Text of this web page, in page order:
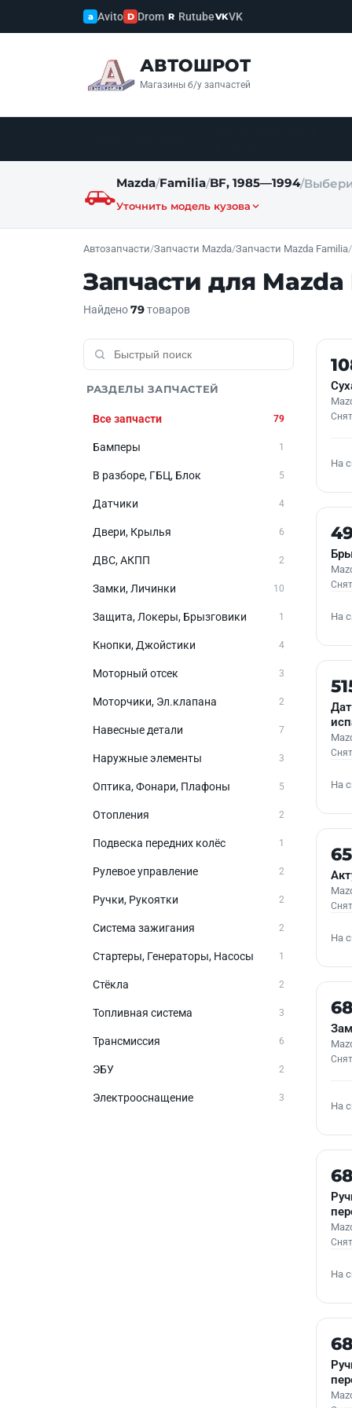
a Avito D Drom R RutubeVKVK
АВТОШРОТ
Магазины б/у запчастей
Mazda/Familia/BF, 1985—1994/
Уточнить модель кузова
Автозапчасти/Запчасти Mazda/Запчасти Mazda Familia/
Запчасти для
Найдено79товаров
РАЗДЕЛЫ ЗАПЧАСТЕЙ
Все запчасти 79
Бамперы 1
В разборе, ГБЦ, Блок 5
Датчики 4
Двери, Крылья 6
ДВС, АКПП 2
Замки, Личинки 10
Защита, Локеры, Брызговики 1
Кнопки, Джойстики 4
Моторный отсек 3
Моторчики, Эл.клапана 2
Навесные детали 7
Наружные элементы 3
Оптика, Фонари, Плафоны 5
Отопления 2
Подвеска передних колёс 1
Рулевое управление 2
Ручки, Рукоятки 2
Система зажигания 2
Стартеры, Генераторы, Насосы 1
Стёкла 2
Топливная система 3
Трансмиссия 6
ЭБУ 2
Электрооснащение 3
Б/У
На
Б/
На
Б/У
На
Б/У
На
Б/У
На
Б/У
На
Б/У